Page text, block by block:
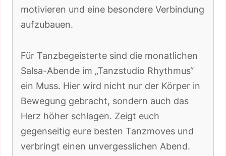
motivieren und eine besondere Verbindung
aufzubauen.
Für Tanzbegeisterte sind die monatlichen
Salsa-Abende im „Tanzstudio Rhythmus“
ein Muss. Hier wird nicht nur der Körper in
Bewegung gebracht, sondern auch das
Herz höher schlagen. Zeigt euch
gegenseitig eure besten Tanzmoves und
verbringt einen unvergesslichen Abend.